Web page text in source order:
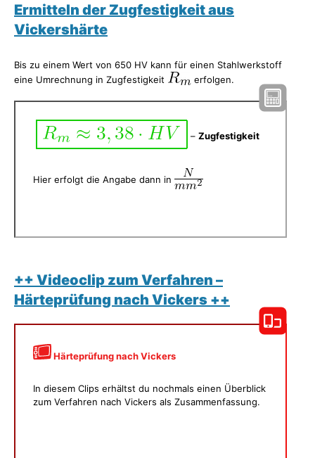
Ermitteln der Zugfestigkeit aus
Vickershärte
Bis zu einem Wert von 650 HV kann für einen Stahlwerkstoff
eine Umrechnung in Zugfestigkeit
erfolgen.
– Zugfestigkeit
Hier erfolgt die Angabe dann in
++ Videoclip zum Verfahren –
Härteprüfung nach Vickers ++
Härteprüfung nach Vickers
In diesem Clips erhältst du nochmals einen Überblick
zum Verfahren nach Vickers als Zusammenfassung.